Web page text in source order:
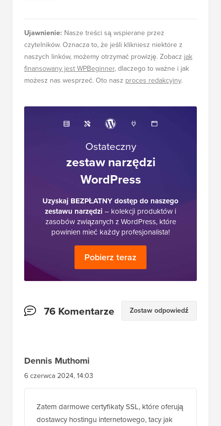
Ujawnienie: Nasze treści są wspierane przez
czytelników. Oznacza to, że jeśli klikniesz niektóre z
naszych linków, możemy otrzymać prowizję. Zobacz jak
finansowany jest WPBeginner, dlaczego to ważne i jak
możesz nas wesprzeć. Oto nasz proces redakcyjny.
Ostateczny
zestaw narzędzi
WordPress
Uzyskaj BEZPŁATNY dostęp do naszego
zestawu narzędzi – kolekcji produktów i
zasobów związanych z WordPress, które
powinien mieć każdy profesjonalista!
Pobierz teraz
Interakcje
76 Komentarze Zostaw odpowiedź
Dennis Muthomi
6 czerwca 2024, 14:03
Zatem darmowe certyfikaty SSL, które oferują
dostawcy hostingu internetowego, tacy jak